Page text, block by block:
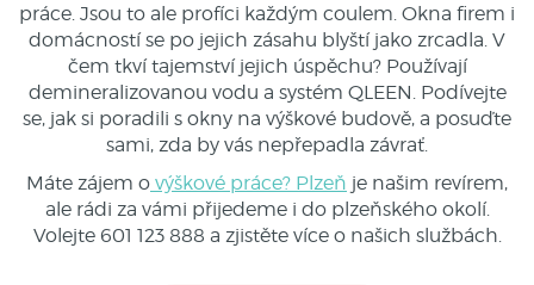
práce. Jsou to ale profíci každým coulem. Okna firem i
domácností se po jejich zásahu blyští jako zrcadla. V
čem tkví tajemství jejich úspěchu? Používají
demineralizovanou vodu a systém QLEEN. Podívejte
se, jak si poradili s okny na výškové budově, a posuďte
sami, zda by vás nepřepadla závrať.
Máte zájem o výškové práce? Plzeň je našim revírem,
ale rádi za vámi přijedeme i do plzeňského okolí.
Volejte 601 123 888 a zjistěte více o našich službách.